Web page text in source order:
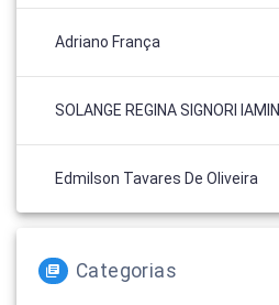
Adriano França
SOLANGE REGINA SIGNORI IAMIN
Edmilson Tavares De Oliveira
Categorias